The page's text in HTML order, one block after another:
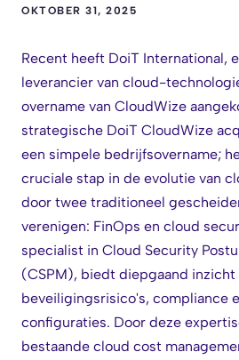
OKTOBER 31, 2025
Recent heeft DoiT International,
leverancier van cloud-
overname van CloudWize
strategische DoiT CloudWize
een simpele bedrijfsovername;
cruciale stap in de evolutie van
door twee traditioneel
verenigen: FinOps en cloud
specialist in Cloud Security
(CSPM), biedt diepgaand inzicht
beveiligingsrisico's, compliance
configuraties. Door deze
bestaande cloud cost